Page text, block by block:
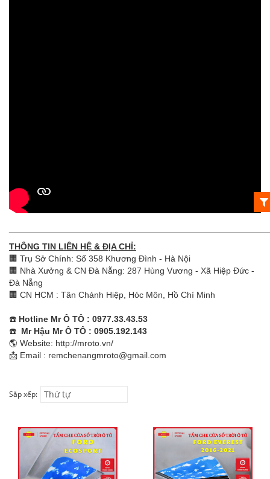
THÔNG TIN LIÊN HỆ & ĐỊA CHỈ:
🏢 Trụ Sở Chính: Số 358 Khương Đình - Hà Nội
🏢 Nhà Xưởng & CN Đà Nẵng: 287 Hùng Vương - Xã Hiệp Đức -
Đà Nẵng
🏢 CN HCM : Tân Chánh Hiệp, Hóc Môn, Hồ Chí Minh
☎️ Hotline Mr Ô TÔ : 0977.33.43.53
☎️ Mr Hậu Mr Ô TÔ : 0905.192.143
🌎 Website: http://mroto.vn/
📩 Email : remchenangmroto@gmail.com
Sắp xếp: Thứ tự